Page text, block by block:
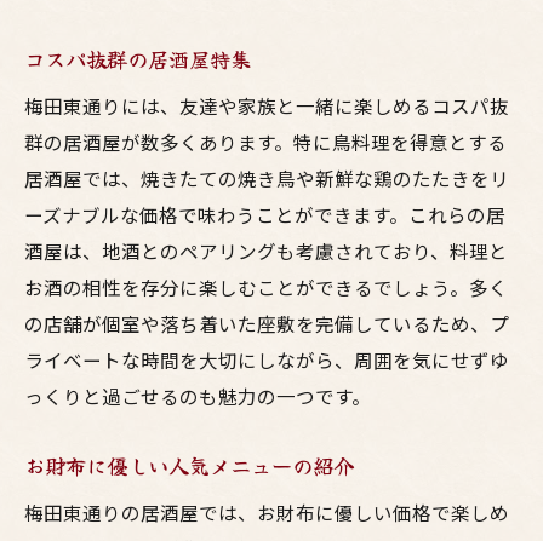
コスパ抜群の居酒屋特集
梅田東通りには、友達や家族と一緒に楽しめるコスパ抜
群の居酒屋が数多くあります。特に鳥料理を得意とする
居酒屋では、焼きたての焼き鳥や新鮮な鶏のたたきをリ
ーズナブルな価格で味わうことができます。これらの居
酒屋は、地酒とのペアリングも考慮されており、料理と
お酒の相性を存分に楽しむことができるでしょう。多く
の店舗が個室や落ち着いた座敷を完備しているため、プ
ライベートな時間を大切にしながら、周囲を気にせずゆ
っくりと過ごせるのも魅力の一つです。
お財布に優しい人気メニューの紹介
梅田東通りの居酒屋では、お財布に優しい価格で楽しめ